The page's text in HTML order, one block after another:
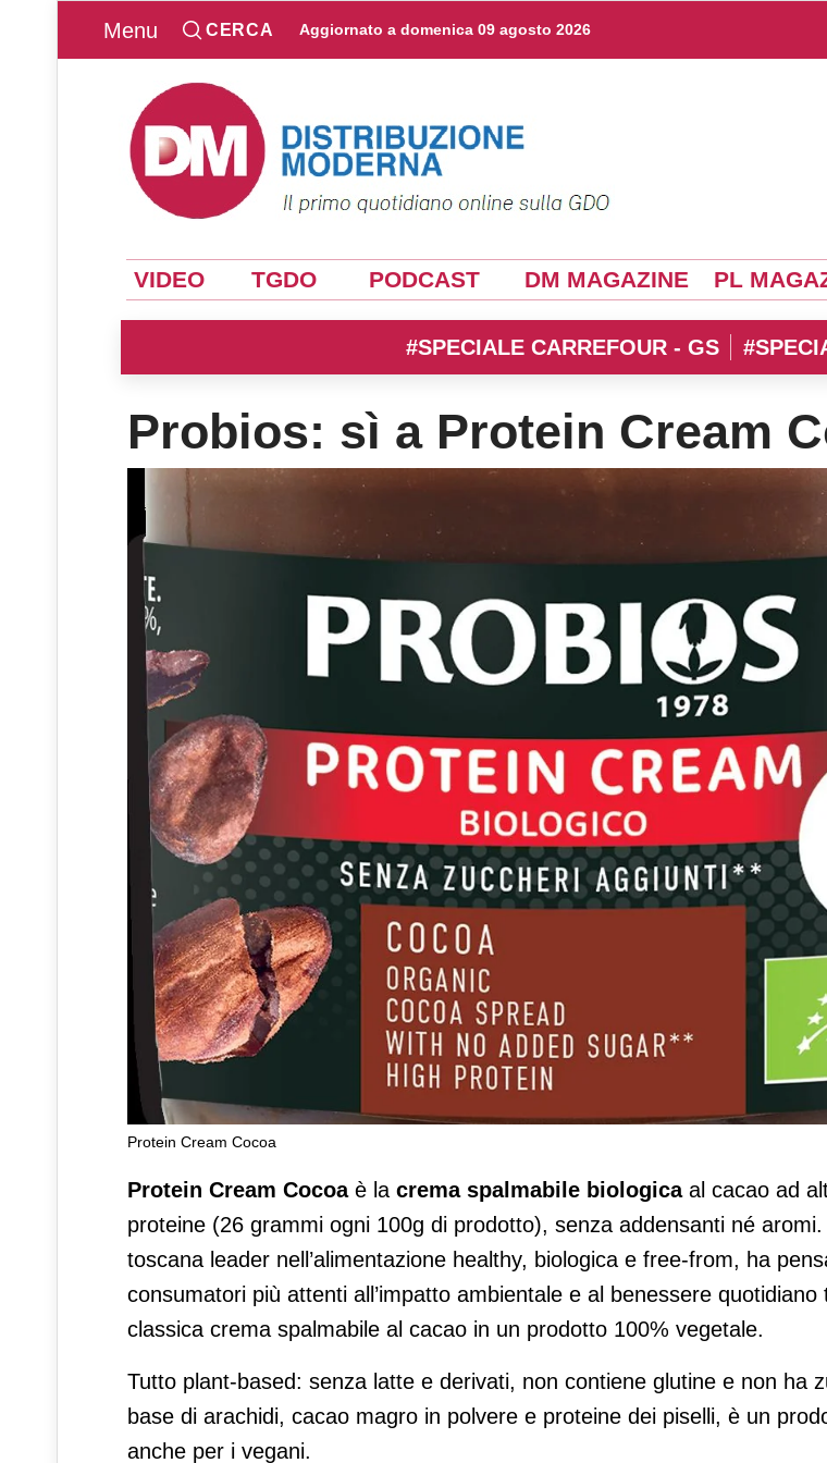
Menu CERCA Aggiornato a domenica 09 agosto 2026
VIDEO TGDO PODCAST DM MAGAZINE PL
#SPECIALE CARREFOUR - GS
Probios: sì a Protein Cream
Protein Cream Cocoa
Probios: sì a Protein Cream Cocoa
Protein Cream Cocoaè la crema spalmabile biologicaal cacao ad
proteine (26 grammi ogni 100g di prodotto), senza addensanti né aromi.
toscana leader nell’alimentazione healthy, biologica e free-from, ha
consumatori più attenti all’impatto ambientale e al benessere
classica crema spalmabile al cacao in un prodotto 100% vegetale.
Tutto plant-based: senza latte e derivati, non contiene glutine e non ha
base di arachidi, cacao magro in polvere e proteine dei piselli, è un
anche per i vegani.